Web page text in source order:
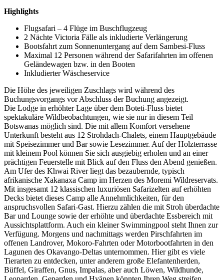
Highlights
Flugsafari – 4 Flüge im Buschflugzeug
2 Nächte Victoria Fälle als inkludierte Verlängerung
Bootsfahrt zum Sonnenuntergang auf dem Sambesi-Fluss
Maximal 12 Personen während der Safarifahrten im offenen
Geländewagen bzw. in den Booten
Inkludierter Wäscheservice
Die Höhe des jeweiligen Zuschlags wird während des
Buchungsvorgangs vor Abschluss der Buchung angezeigt.
Die Lodge in erhöhter Lage über dem Boteti-Fluss bietet
spektakuläre Wildbeobachtungen, wie sie nur in diesem Teil
Botswanas möglich sind. Die mit allem Komfort versehene
Unterkunft besteht aus 12 Strohdach-Chalets, einem Hauptgebäude
mit Speisezimmer und Bar sowie Lesezimmer. Auf der Holzterrasse
mit kleinem Pool können Sie sich ausgiebig erholen und an einer
prächtigen Feuerstelle mit Blick auf den Fluss den Abend genießen.
Am Ufer des Khwai River liegt das bezaubernde, typisch
afrikanische Xakanaxa Camp im Herzen des Moremi Wildreservats.
Mit insgesamt 12 klassischen luxuriösen Safarizelten auf erhöhten
Decks bietet dieses Camp alle Annehmlichkeiten, für den
anspruchsvollen Safari-Gast. Hierzu zählen die mit Stroh überdachte
Bar und Lounge sowie der erhöhte und überdachte Essbereich mit
Aussichtsplattform. Auch ein kleiner Swimmingpool steht Ihnen zur
Verfügung. Morgens und nachmittags werden Pirschfahrten im
offenen Landrover, Mokoro-Fahrten oder Motorbootfahrten in den
Lagunen des Okavango-Deltas unternommen. Hier gibt es viele
Tierarten zu entdecken, unter anderem große Elefantenherden,
Büffel, Giraffen, Gnus, Impalas, aber auch Löwen, Wildhunde,